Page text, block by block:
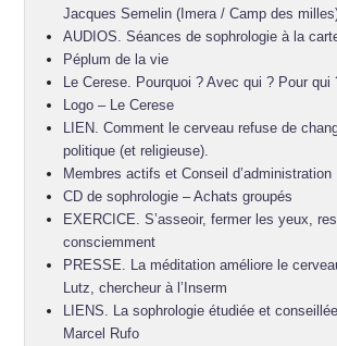
Jacques Semelin (Imera / Camp des
AUDIOS. Séances de sophrologie à la
Péplum de la vie
Le Cerese. Pourquoi ? Avec qui ? Pour qui
Logo – Le Cerese
LIEN. Comment le cerveau refuse de
politique (et religieuse).
Membres actifs et Conseil d’administration
CD de sophrologie – Achats groupés
EXERCICE. S’asseoir, fermer les yeux,
consciemment
PRESSE. La méditation améliore le
Lutz, chercheur à l’Inserm
LIENS. La sophrologie étudiée et
Marcel Rufo